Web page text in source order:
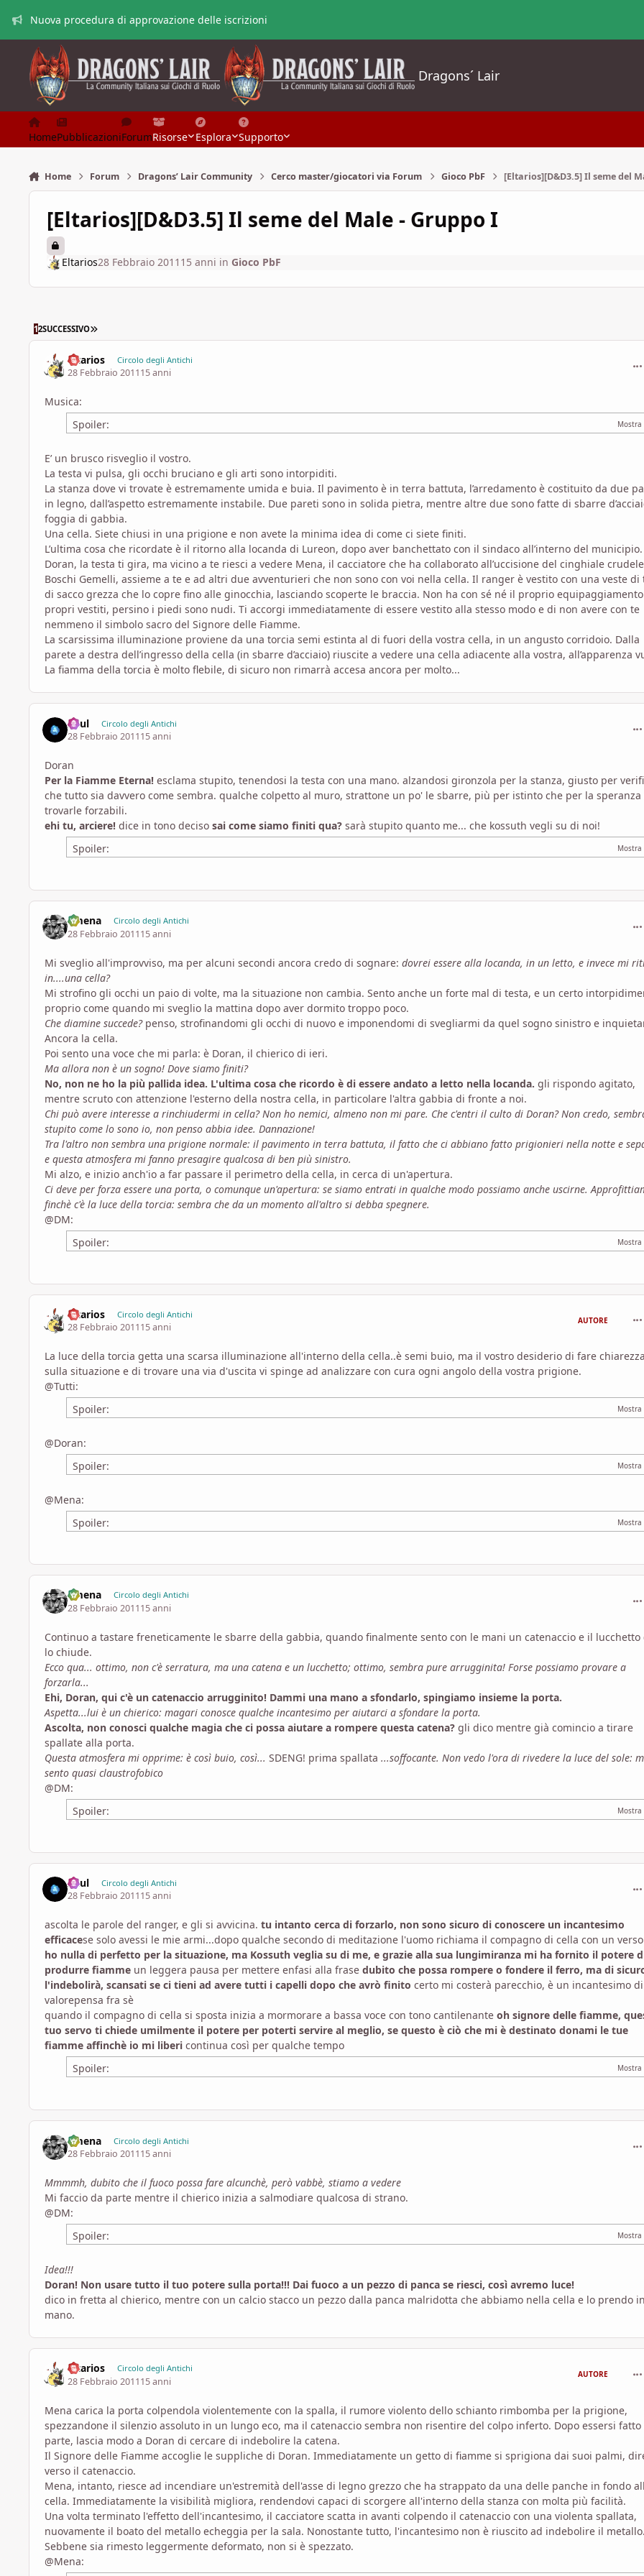
Nuova procedura di approvazione delle iscrizioni
Dragons´ Lair
HomePubblicazioniForumRisorse Esplora Supporto
Home Forum Dragons’ Lair Community Cerco master/giocatori via Forum Gioco PbF [Eltarios][D&D3.5] Il seme del
[Eltarios][D&D3.5] Il seme del Male - Gruppo I
Eltarios28 Febbraio 2011 15 anni in Gioco PbF
12SUCCESSIVO ULTIMA PAGINA
Eltarios Circolo degli Antichi
28 Febbraio 201115 anni
Musica:
Spoiler:
E’ un brusco risveglio il vostro.
La testa vi pulsa, gli occhi bruciano e gli arti sono intorpiditi.
La stanza dove vi trovate è estremamente umida e buia. Il pavimento è in terra battuta, l’arredamento è costituito da due
in legno, dall’aspetto estremamente instabile. Due pareti sono in solida pietra, mentre altre due sono fatte di sbarre
foggia di gabbia.
Una cella. Siete chiusi in una prigione e non avete la minima idea di come ci siete finiti.
L’ultima cosa che ricordate è il ritorno alla locanda di Lureon, dopo aver banchettato con il sindaco all’interno del municipio.
Doran, la testa ti gira, ma vicino a te riesci a vedere Mena, il cacciatore che ha collaborato all’uccisione del cinghiale
Boschi Gemelli, assieme a te e ad altri due avventurieri che non sono con voi nella cella. Il ranger è vestito con una veste di
di sacco grezza che lo copre fino alle ginocchia, lasciando scoperte le braccia. Non ha con sé né il proprio
propri vestiti, persino i piedi sono nudi. Ti accorgi immediatamente di essere vestito alla stesso modo e di non avere con te
nemmeno il simbolo sacro del Signore delle Fiamme.
La scarsissima illuminazione proviene da una torcia semi estinta al di fuori della vostra cella, in un angusto corridoio. Dalla
parete a destra dell’ingresso della cella (in sbarre d’acciaio) riuscite a vedere una cella adiacente alla vostra, all’apparenza
La fiamma della torcia è molto flebile, di sicuro non rimarrà accesa ancora per molto...
Acul Circolo degli Antichi
28 Febbraio 201115 anni
Doran
Per la Fiamme Eterna! esclama stupito, tenendosi la testa con una mano. alzandosi gironzola per la stanza, giusto per
che tutto sia davvero come sembra. qualche colpetto al muro, strattone un po' le sbarre, più per istinto che per la speranza
trovarle forzabili.
ehi tu, arciere! dice in tono deciso sai come siamo finiti qua? sarà stupito quanto me... che kossuth vegli su di noi!
Spoiler:
ilmena Circolo degli Antichi
28 Febbraio 201115 anni
Mi sveglio all'improvviso, ma per alcuni secondi ancora credo di sognare: dovrei essere alla locanda, in un letto, e invece mi
in....una cella?
Mi strofino gli occhi un paio di volte, ma la situazione non cambia. Sento anche un forte mal di testa, e un certo
proprio come quando mi sveglio la mattina dopo aver dormito troppo poco.
Che diamine succede? penso, strofinandomi gli occhi di nuovo e imponendomi di svegliarmi da quel sogno sinistro e
Ancora la cella.
Poi sento una voce che mi parla: è Doran, il chierico di ieri.
Ma allora non è un sogno! Dove siamo finiti?
No, non ne ho la più pallida idea. L'ultima cosa che ricordo è di essere andato a letto nella locanda. gli rispondo agitato,
mentre scruto con attenzione l'esterno della nostra cella, in particolare l'altra gabbia di fronte a noi.
Chi può avere interesse a rinchiudermi in cella? Non ho nemici, almeno non mi pare. Che c'entri il culto di Doran? Non credo,
stupito come lo sono io, non penso abbia idee. Dannazione!
Tra l'altro non sembra una prigione normale: il pavimento in terra battuta, il fatto che ci abbiano fatto prigionieri nella notte e
e questa atmosfera mi fanno presagire qualcosa di ben più sinistro.
Mi alzo, e inizio anch'io a far passare il perimetro della cella, in cerca di un'apertura.
Ci deve per forza essere una porta, o comunque un'apertura: se siamo entrati in qualche modo possiamo anche uscirne.
finchè c'è la luce della torcia: sembra che da un momento all'altro si debba spegnere.
@DM:
Spoiler:
Eltarios Circolo degli Antichi
28 Febbraio 201115 anni
AUTORE
La luce della torcia getta una scarsa illuminazione all'interno della cella..è semi buio, ma il vostro desiderio di fare chiarezza
sulla situazione e di trovare una via d'uscita vi spinge ad analizzare con cura ogni angolo della vostra prigione.
@Tutti:
Spoiler:
@Doran:
Spoiler:
@Mena:
Spoiler:
ilmena Circolo degli Antichi
28 Febbraio 201115 anni
Continuo a tastare freneticamente le sbarre della gabbia, quando finalmente sento con le mani un catenaccio e il lucchetto
lo chiude.
Ecco qua... ottimo, non c'è serratura, ma una catena e un lucchetto; ottimo, sembra pure arrugginita! Forse possiamo provare a
forzarla...
Ehi, Doran, qui c'è un catenaccio arrugginito! Dammi una mano a sfondarlo, spingiamo insieme la porta.
Aspetta...lui è un chierico: magari conosce qualche incantesimo per aiutarci a sfondare la porta.
Ascolta, non conosci qualche magia che ci possa aiutare a rompere questa catena? gli dico mentre già comincio a tirare
spallate alla porta.
Questa atmosfera mi opprime: è così buio, così... SDENG! prima spallata ...soffocante. Non vedo l'ora di rivedere la luce del sole:
sento quasi claustrofobico
@DM:
Spoiler:
Acul Circolo degli Antichi
28 Febbraio 201115 anni
ascolta le parole del ranger, e gli si avvicina. tu intanto cerca di forzarlo, non sono sicuro di conoscere un incantesimo
efficacese solo avessi le mie armi...dopo qualche secondo di meditazione l'uomo richiama il compagno di cella con un verso
ho nulla di perfetto per la situazione, ma Kossuth veglia su di me, e grazie alla sua lungimiranza mi ha fornito il potere
produrre fiamme un leggera pausa per mettere enfasi alla frase dubito che possa rompere o fondere il ferro, ma di
l'indebolirà, scansati se ci tieni ad avere tutti i capelli dopo che avrò finito certo mi costerà parecchio, è un incantesimo di
valorepensa fra sè
quando il compagno di cella si sposta inizia a mormorare a bassa voce con tono cantilenante oh signore delle fiamme,
tuo servo ti chiede umilmente il potere per poterti servire al meglio, se questo è ciò che mi è destinato donami le tue
fiamme affinchè io mi liberi continua così per qualche tempo
Spoiler:
ilmena Circolo degli Antichi
28 Febbraio 201115 anni
Mmmmh, dubito che il fuoco possa fare alcunchè, però vabbè, stiamo a vedere
Mi faccio da parte mentre il chierico inizia a salmodiare qualcosa di strano.
@DM:
Spoiler:
Idea!!!
Doran! Non usare tutto il tuo potere sulla porta!!! Dai fuoco a un pezzo di panca se riesci, così avremo luce!
dico in fretta al chierico, mentre con un calcio stacco un pezzo dalla panca malridotta che abbiamo nella cella e lo prendo in
mano.
Eltarios Circolo degli Antichi
28 Febbraio 201115 anni
AUTORE
Mena carica la porta colpendola violentemente con la spalla, il rumore violento dello schianto rimbomba per la prigione,
spezzandone il silenzio assoluto in un lungo eco, ma il catenaccio sembra non risentire del colpo inferto. Dopo essersi fatto
parte, lascia modo a Doran di cercare di indebolire la catena.
Il Signore delle Fiamme accoglie le suppliche di Doran. Immediatamente un getto di fiamme si sprigiona dai suoi palmi,
verso il catenaccio.
Mena, intanto, riesce ad incendiare un'estremità dell'asse di legno grezzo che ha strappato da una delle panche in fondo
cella. Immediatamente la visibilità migliora, rendendovi capaci di scorgere all'interno della stanza con molta più facilità.
Una volta terminato l'effetto dell'incantesimo, il cacciatore scatta in avanti colpendo il catenaccio con una violenta spallata,
nuovamente il boato del metallo echeggia per la sala. Nonostante tutto, l'incantesimo non è riuscito ad indebolire il metallo.
Sebbene sia rimesto leggermente deformato, non si è spezzato.
@Mena: